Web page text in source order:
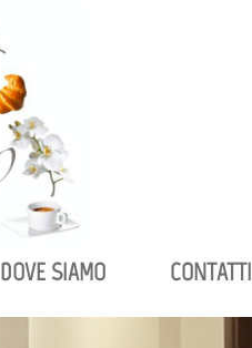
DOVE SIAMO CONTATTI